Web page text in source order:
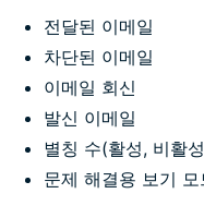
전달된 이메일
차단된 이메일
이메일 회신
발신 이메일
별칭 수(활성, 비활
문제 해결용 보기